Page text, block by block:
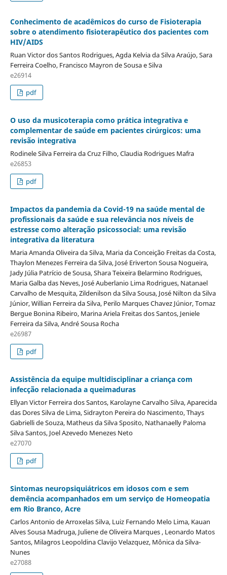
Conhecimento de acadêmicos do curso de Fisioterapia
sobre o atendimento fisioterapêutico dos pacientes com
HIV/AIDS
Ruan Victor dos Santos Rodrigues, Agda Kelvia da Silva Araújo, Sara
Ferreira Coelho, Francisco Mayron de Sousa e Silva
e26914
pdf
O uso da musicoterapia como prática integrativa e
complementar de saúde em pacientes cirúrgicos: uma
revisão integrativa
Rodinele Silva Ferreira da Cruz Filho, Claudia Rodrigues Mafra
e26853
pdf
Impactos da pandemia da Covid-19 na saúde mental de
profissionais da saúde e sua relevância nos níveis de
estresse como alteração psicossocial: uma revisão
integrativa da literatura
Maria Amanda Oliveira da Silva, Maria da Conceição Freitas da Costa,
Thaylon Menezes Ferreira da Silva, José Eriverton Sousa Nogueira,
Jady Júlia Patrício de Sousa, Shara Teixeira Belarmino Rodrigues,
Maria Galba das Neves, José Auberlanio Lima Rodrigues, Natanael
Carvalho de Mesquita, Zildenilson da Silva Sousa, José Nilton da Silva
Júnior, Willian Ferreira da Silva, Perilo Marques Chavez Júnior, Tomaz
Bergue Bonina Ribeiro, Marina Ariela Freitas dos Santos, Jeniele
Ferreira da Silva, André Sousa Rocha
e26987
pdf
Assistência da equipe multidisciplinar a criança com
infecção relacionada a queimaduras
Ellyan Victor Ferreira dos Santos, Karolayne Carvalho Silva, Aparecida
das Dores Silva de Lima, Sidrayton Pereira do Nascimento, Thays
Gabrielli de Souza, Matheus da Silva Sposito, Nathanaelly Paloma
Silva Santos, Joel Azevedo Menezes Neto
e27070
pdf
Sintomas neuropsiquiátricos em idosos com e sem
demência acompanhados em um serviço de Homeopatia
em Rio Branco, Acre
Carlos Antonio de Arroxelas Silva, Luiz Fernando Melo Lima, Kauan
Alves Sousa Madruga, Juliene de Oliveira Marques , Leonardo Matos
Santos, Milagros Leopoldina Clavijo Velazquez, Mônica da Silva-
Nunes
e27088